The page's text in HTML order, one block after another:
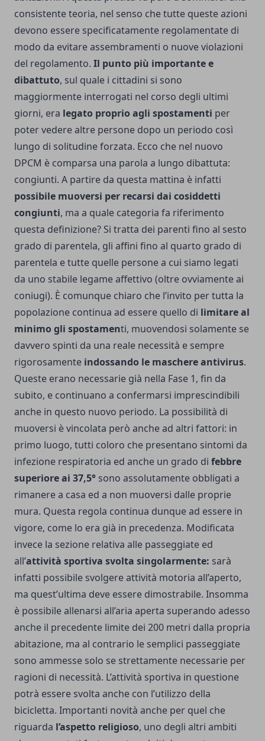
consistente teoria, nel senso che tutte queste azioni
devono essere specificatamente regolamentate di
modo da evitare assembramenti o nuove violazioni
del regolamento. Il punto più importante e
dibattuto, sul quale i cittadini si sono
maggiormente interrogati nel corso degli ultimi
giorni, era legato proprio agli spostamenti per
poter vedere altre persone dopo un periodo così
lungo di solitudine forzata. Ecco che nel nuovo
DPCM è comparsa una parola a lungo dibattuta:
congiunti. A partire da questa mattina è infatti
possibile muoversi per recarsi dai cosiddetti
congiunti, ma a quale categoria fa riferimento
questa definizione? Si tratta dei parenti fino al sesto
grado di parentela, gli affini fino al quarto grado di
parentela e tutte quelle persone a cui siamo legati
da uno stabile legame affettivo (oltre ovviamente ai
coniugi). È comunque chiaro che l’invito per tutta la
popolazione continua ad essere quello di limitare al
minimo gli spostamenti, muovendosi solamente se
davvero spinti da una reale necessità e sempre
rigorosamente indossando le maschere antivirus.
Queste erano necessarie già nella Fase 1, fin da
subito, e continuano a confermarsi imprescindibili
anche in questo nuovo periodo. La possibilità di
muoversi è vincolata però anche ad altri fattori: in
primo luogo, tutti coloro che presentano sintomi da
infezione respiratoria ed anche un grado di febbre
superiore ai 37,5° sono assolutamente obbligati a
rimanere a casa ed a non muoversi dalle proprie
mura. Questa regola continua dunque ad essere in
vigore, come lo era già in precedenza. Modificata
invece la sezione relativa alle passeggiate ed
all’attività sportiva svolta singolarmente: sarà
infatti possibile svolgere attività motoria all’aperto,
ma quest’ultima deve essere dimostrabile. Insomma
è possibile allenarsi all’aria aperta superando adesso
anche il precedente limite dei 200 metri dalla propria
abitazione, ma al contrario le semplici passeggiate
sono ammesse solo se strettamente necessarie per
ragioni di necessità. L’attività sportiva in questione
potrà essere svolta anche con l’utilizzo della
bicicletta. Importanti novità anche per quel che
riguarda l’aspetto religioso, uno degli altri ambiti